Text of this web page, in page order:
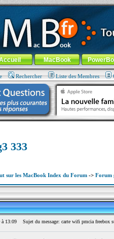
Apple... 100% nomade !
-Aller au menu général-Aller
général MacBook
Rechercher Liste des Membres
333
sur les MacBook Index du Forum-> Forum
13:09 Sujet du message: carte wifi pmcia freebox